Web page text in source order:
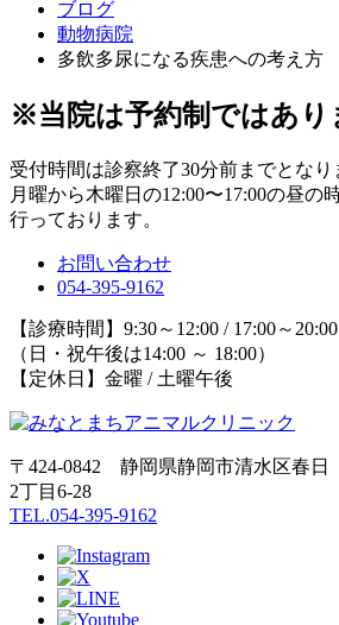
ブログ
動物病院
多飲多尿になる疾患への考え方
※当院は予約制ではあり
受付時間は診察終了30分前までとなり
月曜から木曜日の12:00〜17:00の昼の
行っております。
お問い合わせ
054-395-9162
【診療時間】9:30～12:00 / 17:00～20:00
（日・祝午後は14:00 ～ 18:00）
【定休日】金曜 / 土曜午後
〒424-0842 静岡県静岡市清水区春日
2丁目6-28
TEL.054-395-9162